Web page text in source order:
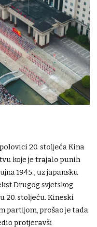
20. stoljeća Kina
koje je trajalo punih
1945., uz japansku
Drugog svjetskog
20. stoljeću. Kineski
partijom, prošao je tada
protjeravši